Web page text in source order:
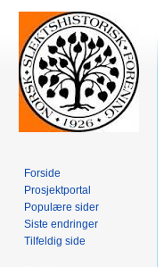
Forside
Prosjektportal
Populære sider
Siste endringer
Tilfeldig side